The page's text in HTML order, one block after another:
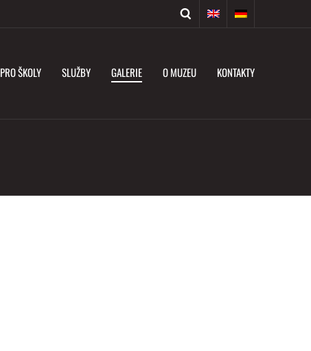
PRO ŠKOLY SLUŽBY GALERIE O MUZEU KONTAKTY